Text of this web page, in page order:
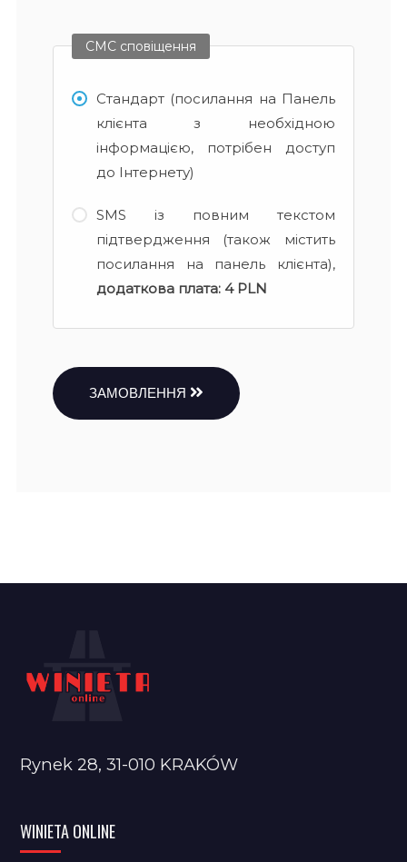
СМС сповіщення
Стандарт (посилання на Панель
клієнта з необхідною
інформацією, потрібен доступ
до Інтернету)
SMS із повним текстом
підтвердження (також містить
посилання на панель клієнта),
додаткова плата: 4 PLN
ЗАМОВЛЕННЯ
Rynek 28, 31-010 KRAKÓW
WINIETA ONLINE